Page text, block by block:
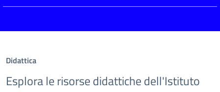
Didattica
Esplora le risorse didattiche dell'Istituto